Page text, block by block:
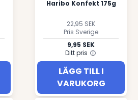
Haribo Konfekt 175g
22,95 SEK
Pris Sverige
9,95 SEK
Ditt pris
LÄGG TILL I
VARUKORG